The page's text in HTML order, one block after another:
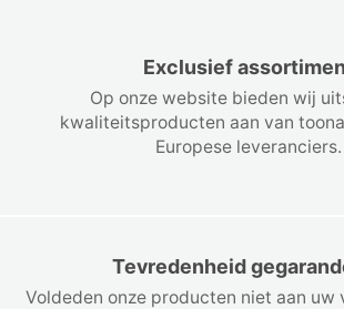
Exclusief
Op onze website bieden wij
kwaliteitsproducten aan van
Europese leveranciers.
Tevredenheid
Voldeden onze producten niet aan uw